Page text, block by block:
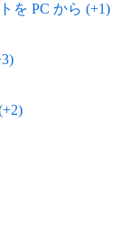
を PC から (+1)